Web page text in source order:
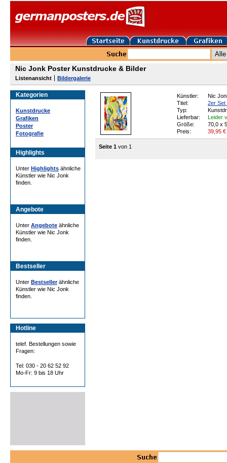
Nic Jonk Poster Kunstdrucke & Bilder
Listenansicht Bildergalerie
Kategorien
Kunstdrucke
Grafiken
Poster
Fotografie
Highlights
Unter Highlights ähnliche
Künstler wie Nic Jonk
finden.
Angebote
Unter Angebote ähnliche
Künstler wie Nic Jonk
finden.
Bestseller
Unter Bestsellerähnliche
Künstler wie Nic Jonk
finden.
Hotline
telef. Bestellungen sowie
Fragen:
Tel: 030 - 20 62 52 92
Mo-Fr: 9 bis 18 Uhr
Künstler:
Nic
Titel:
2er Set
Typ:
Lieferbar:
Leider
Größe:
70,0 x
Preis:
39,95 €
Seite 1 von 1